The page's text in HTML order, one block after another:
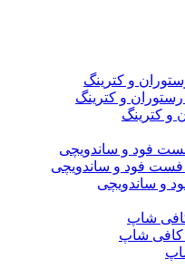
و کترینگ
رستوران و کترینگ
و کترینگ
فود و ساندویچی
فست فود و ساندویچی
و ساندویچی
شاپ
کافی‌ شاپ‌